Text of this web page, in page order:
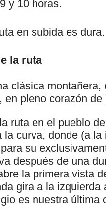
y 10 horas.
en subida es dura.
la ruta
clásica
en pleno corazón
ruta en el pueblo
la curva, donde (a
su
después de una
la primera vista
gira a la
es nuestra última